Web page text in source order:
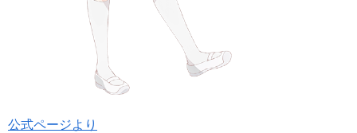
公式ページより